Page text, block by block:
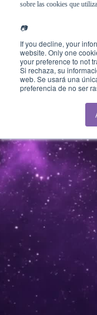
sobre las cookies que
📷
If you decline, your
website. Only one
your preference to not
Si rechaza, su
web. Se usará una
preferencia de no ser